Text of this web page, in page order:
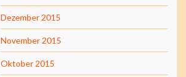
Dezember 2015
November 2015
Oktober 2015